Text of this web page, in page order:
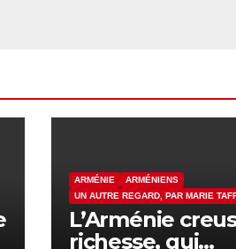
ARMÉNIE
ARMÉNIENS
UN AUTRE REGARD, PAR MARIE
L’Arménie
richesse, qui